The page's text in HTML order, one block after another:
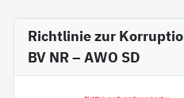
Richtlinie zur
BV NR – AWO SD